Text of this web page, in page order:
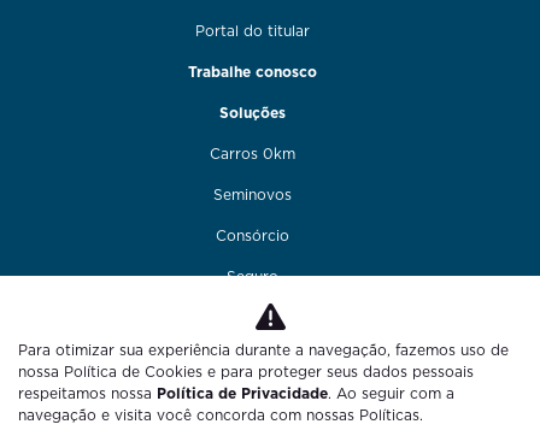
Portal do titular
Trabalhe conosco
Soluções
Carros 0km
Seminovos
Consórcio
Seguro
Financiamento
Funilaria e pintura
Fale conosco
Para otimizar sua experiência durante a navegação, fazemos uso de
nossa Política de Cookies e para proteger seus dados pessoais
respeitamos nossa Política de Privacidade. Ao seguir com a
navegação e visita você concorda com nossas Políticas.